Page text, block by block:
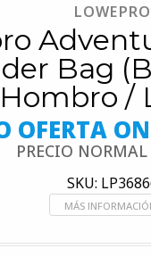
LOWEPRO
Bag
/
OFERTA
PRECIO NORMAL
SKU:
MÁS